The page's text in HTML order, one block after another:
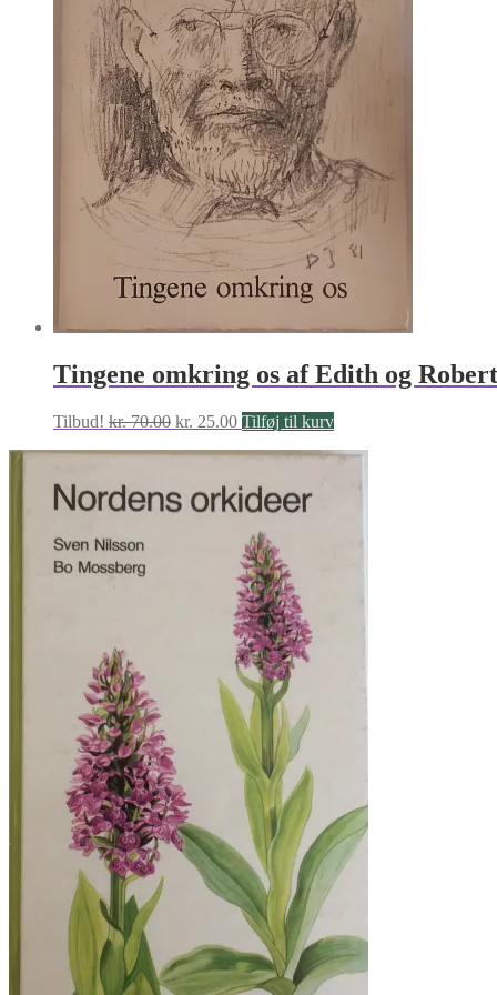
Tingene omkring os af Edith og
Tilbud! kr.70.00 Den
pris
kr. 70.00.
kr. 25.00Den
pris
kr. 25.00.
Tilføj til kurv